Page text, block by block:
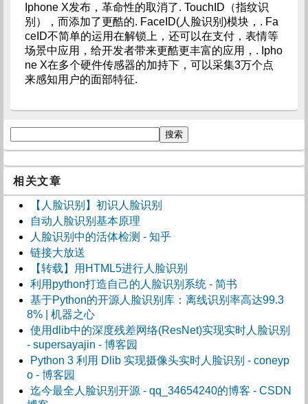
Iphone X发布，革命性的取消了. TouchID（指纹识
别），而添加了更酷的. FaceID(人脸识别)模块，. Fa
ceID不简单的运用在解锁上，还可以在支付，表情等
场景中应用，给开发者带来更酷更丰富的应用，. Ipho
ne X在多个硬件传感器的加持下，可以采集3万个点
来感知用户的面部特征.
相关文章
【人脸识别】初识人脸识别
自动人脸识别基本原理
人脸识别中的活体检测 - 知乎
链接大放送
【转载】用HTML5进行人脸识别
利用python打造自己的人脸识别系统 - 简书
基于Python的开源人脸识别库：离线识别率高达99.3
8% | 机器之心
使用dlib中的深度残差网络(ResNet)实现实时人脸识别
- supersayajin - 博客园
Python 3 利用 Dlib 实现摄像头实时人脸识别 - coneyp
o - 博客园
迄今最全人脸识别开源 - qq_34654240的博客 - CSDN